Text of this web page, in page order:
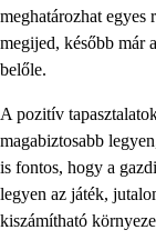
meghatározhat egyes
megijed, később már
belőle.
A pozitív
magabiztosabb
is fontos, hogy a
legyen az játék,
kiszámítható